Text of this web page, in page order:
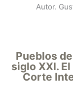
Autor.
Pueblos
siglo XXI.
Corte